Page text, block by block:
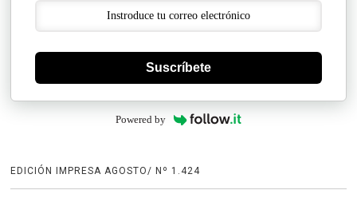
Suscríbete
Powered by
EDICIÓN IMPRESA AGOSTO/ Nº 1.424